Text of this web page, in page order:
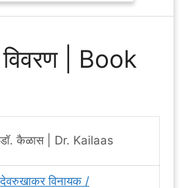
| Book
डॉ. कैळास | Dr. Kailaas
देवरुखाकर विनायक /